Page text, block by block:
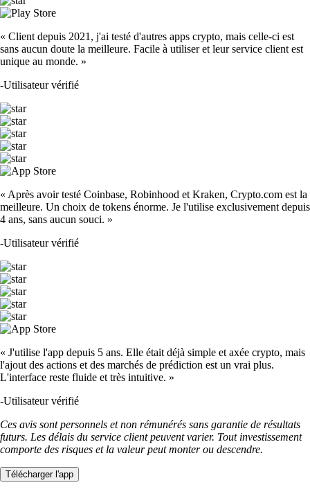
« Client depuis 2021, j'ai testé d'autres apps crypto, mais celle-ci est
sans aucun doute la meilleure. Facile à utiliser et leur service client est
unique au monde. »
-Utilisateur vérifié
« Après avoir testé Coinbase, Robinhood et Kraken, Crypto.com est la
meilleure. Un choix de tokens énorme. Je l'utilise exclusivement depuis
4 ans, sans aucun souci. »
-Utilisateur vérifié
« J'utilise l'app depuis 5 ans. Elle était déjà simple et axée crypto, mais
l'ajout des actions et des marchés de prédiction est un vrai plus.
L'interface reste fluide et très intuitive. »
-Utilisateur vérifié
Ces avis sont personnels et non rémunérés sans garantie de résultats
futurs. Les délais du service client peuvent varier. Tout investissement
comporte des risques et la valeur peut monter ou descendre.
Télécharger l'app